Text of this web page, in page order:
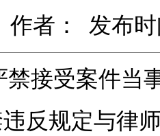
作者： 发布时
接受案件当
反规定与律